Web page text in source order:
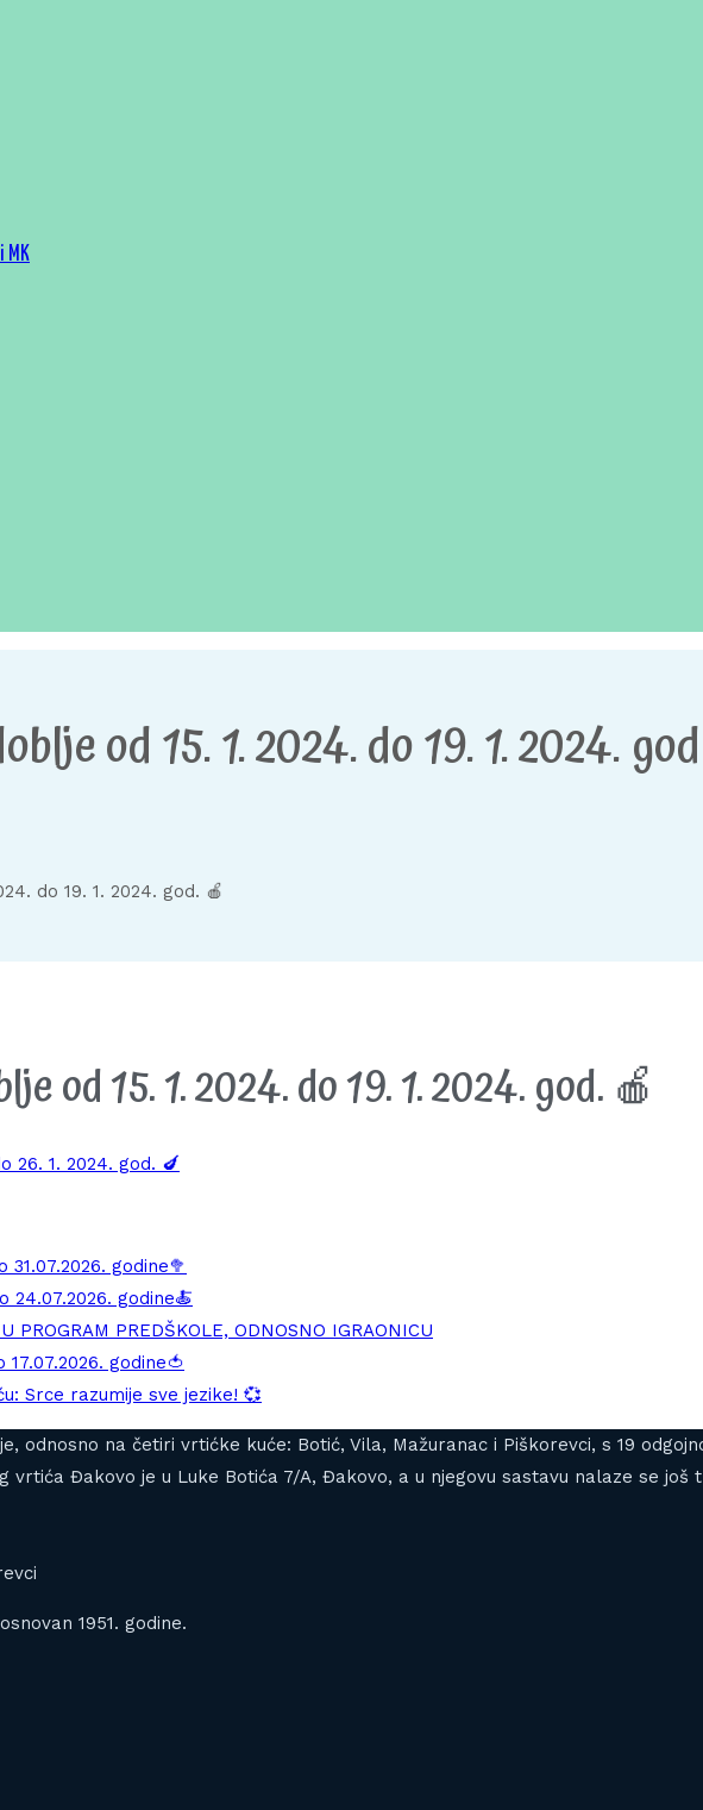
MK
od 15. 1. 2024. do 19. 1. 2024.
do 19. 1. 2024. god. 🍎
od 15. 1. 2024. do 19. 1. 2024. god. 🍎
26. 1. 2024. god. 🍆
godine🥦
24.07.2026. godine🍝
PROGRAM PREDŠKOLE, ODNOSNO IGRAONICU
godine🍅
Srce razumije sve jezike! 💞
odnosno na četiri vrtićke kuće: Botić, Vila, Mažuranac i Piškorevci, s 19
vrtića Đakovo je u Luke Botića 7/A, Đakovo, a u njegovu sastavu nalaze se još
1951. godine.